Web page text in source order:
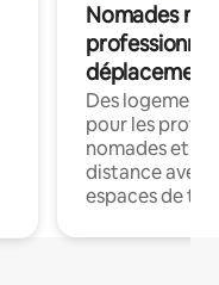
Nomades
déplacement
Des
pour les
nomades et
distance avec
espaces de